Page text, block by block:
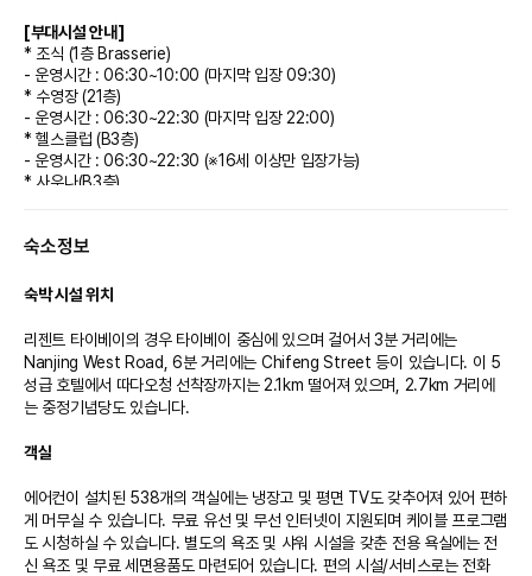
[부대시설 안내]
* 조식 (1층 Brasserie)
- 운영시간 : 06:30~10:00 (마지막 입장 09:30)
* 수영장 (21층)
- 운영시간 : 06:30~22:30 (마지막 입장 22:00)
* 헬스클럽 (B3층)
- 운영시간 : 06:30~22:30 (※16세 이상만 입장가능)
* 사우나(B3층)
- 운영시간 : 10:00~23:00 (마지막 예약시간 20:00)
파'로 선정
- 운영시간 : 10:00~21:00
* 어린이놀이터 (5층)
- 운영시간 : 금요일, 토요일 14:00~17:00, 18:00~21:00
* 야외영화관 (21층)
- 운영시간 : 19:30부터와 20:00부터 (※시즌별/호텔 사정상 운영시간 변경
* 불꽃놀이
층 수영장에서 관람할 수 있습니다. (20층에서 하차 후 한 층 계단으로 이동)
※ 상기 내용은 호텔 사정에 따라 사전에 고지되지 않고 변경될 수 있으니, 이용
전 호텔에 확인해주시기 바랍니다.
숙소정보
숙박 시설 위치
리젠트 타이베이의 경우 타이베이 중심에 있으며 걸어서 3분 거리에는
Nanjing West Road, 6분 거리에는 Chifeng Street 등이 있습니다. 이 5
성급 호텔에서 따다오청 선착장까지는 2.1km 떨어져 있으며, 2.7km 거리에
는 중정기념당도 있습니다.
객실
에어컨이 설치된 538개의 객실에는 냉장고 및 평면 TV도 갖추어져 있어 편하
게 머무실 수 있습니다. 무료 유선 및 무선 인터넷이 지원되며 케이블 프로그램
도 시청하실 수 있습니다. 별도의 욕조 및 샤워 시설을 갖춘 전용 욕실에는 전
신 욕조 및 무료 세면용품도 마련되어 있습니다. 편의 시설/서비스로는 전화